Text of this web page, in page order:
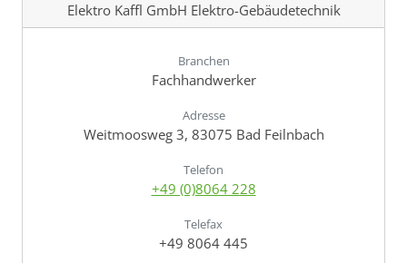
Elektro Kaffl GmbH Elektro-Gebäudetechnik
Branchen
Fachhandwerker
Adresse
Weitmoosweg 3, 83075 Bad Feilnbach
Telefon
+49 (0)8064 228
Telefax
+49 8064 445